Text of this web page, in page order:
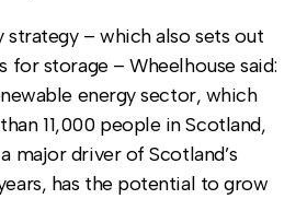
strategy – which also sets out
for storage – Wheelhouse said:
energy sector, which
11,000 people in Scotland,
major driver of Scotland’s
has the potential to grow